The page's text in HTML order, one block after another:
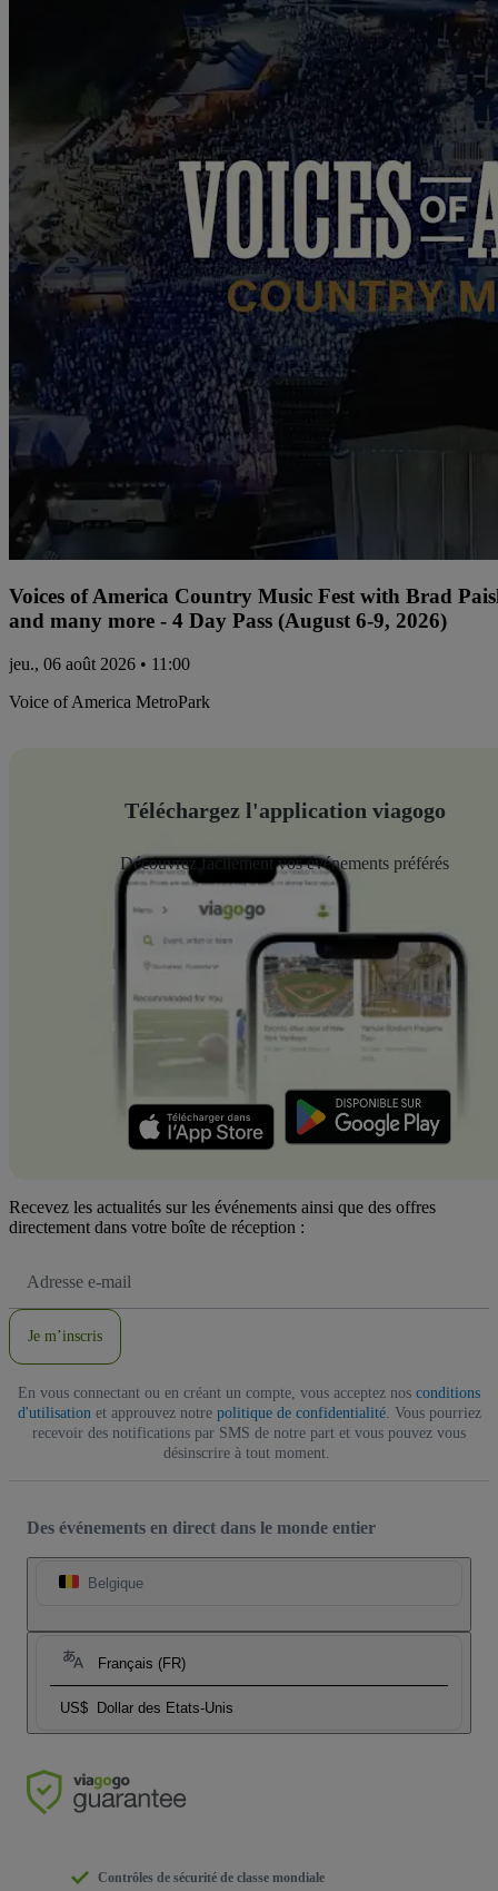
Voices of America Country Music Fest with Brad
and many more - 4 Day Pass (August 6-9, 2026)
jeu., 06 août 2026 • 11:00
Voice of America MetroPark
Téléchargez l'application viagogo
Découvrez facilement vos événements préférés
Recevez les actualités sur les événements ainsi que des offres
directement dans votre boîte de réception :
e-
Je m’inscris
En vous connectant ou en créant un compte, vous acceptez nos conditions
d'utilisationet approuvez notre politique de confidentialité. Vous pourriez
recevoir des notifications par SMS de notre part et vous pouvez vous
désinscrire à tout moment.
Des événements en direct dans le monde entier
Belgique
Français (FR)
US$ Dollar des Etats-Unis
Contrôles de sécurité de classe mondiale